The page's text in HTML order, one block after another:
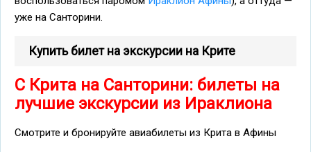
уже на Санторини.
Купить билет на экскурсии на Крите
С Крита на Санторини: билеты на
лучшие экскурсии из Ираклиона
Смотрите и бронируйте авиабилеты из Крита в Афины